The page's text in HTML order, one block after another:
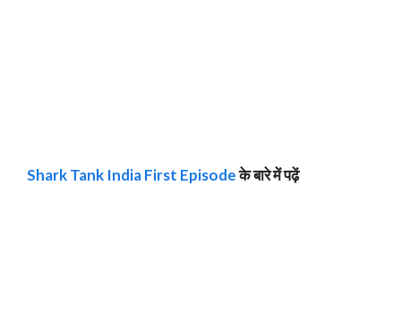
Shark Tank India First Episodeके बारे में पढ़ें